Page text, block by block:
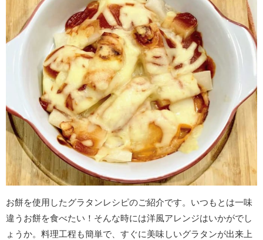
お餅を使用したグラタンレシピのご紹介です。いつもとは一味
違うお餅を食べたい！そんな時には洋風アレンジはいかがでし
ょうか。料理工程も簡単で、すぐに美味しいグラタンが出来上